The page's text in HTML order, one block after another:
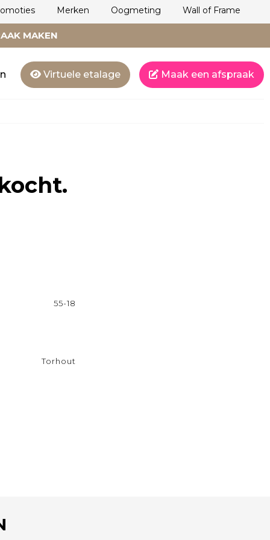
Merken Oogmeting Wall of Frame
MAKEN
Virtuele etalage Maak een afspraak
55-18
Torhout